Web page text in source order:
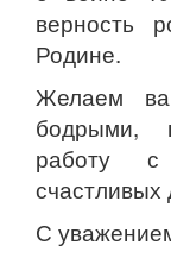
верность
Родине.
Желаем
бодрыми,
работу
счастливых
С